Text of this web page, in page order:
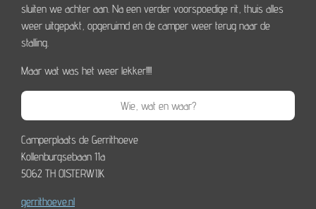
sluiten we achter aan. Na een verder voorspoedige rit, thuis alles
weer uitgepakt, opgeruimd en de camper weer terug naar de
stalling.
Maar wat was het weer lekker!!!!
Wie, wat en waar?
Camperplaats de Gerrithoeve
Kollenburgsebaan 11a
5062 TH OISTERWIJK
gerrithoeve.nl